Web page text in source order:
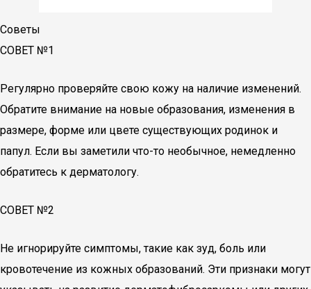
Советы
СОВЕТ №1
Регулярно проверяйте свою кожу на наличие изменений.
Обратите внимание на новые образования, изменения в
размере, форме или цвете существующих родинок и
папул. Если вы заметили что-то необычное, немедленно
обратитесь к дерматологу.
СОВЕТ №2
Не игнорируйте симптомы, такие как зуд, боль или
кровотечение из кожных образований. Эти признаки могут